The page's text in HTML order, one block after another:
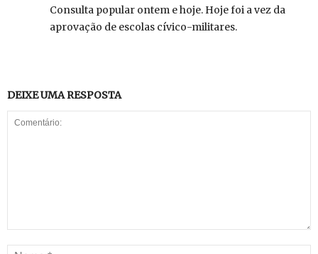
Consulta popular ontem e hoje. Hoje foi a vez da
aprovação de escolas cívico-militares.
DEIXE UMA RESPOSTA